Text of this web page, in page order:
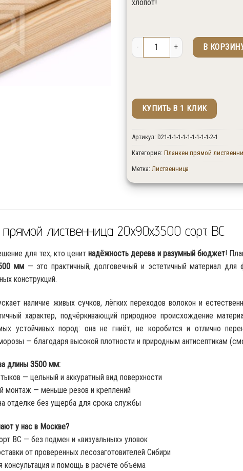
хлопот!
Количество товара Планкен
В
↑ Укажите количество изделий в штуках.
КУПИТЬ В 1 КЛИК
Артикул: D21-1-1-1-1-1-1-1-1-1-2-1
Категория: Планкен прямой
Метка: Лиственница
лиственница 20x90x3500 сорт ВС
для тех, кто ценитнадёжность дерева и разумный бюджет!
мм— это практичный, долговечный и эстетичный материал для
конструкций.
наличие живых сучков, лёгких переходов волокон и
характер, подчёркивающий природное происхождение
устойчивых пород: она не гниёт, не коробится и отлично
— благодаря высокой плотности и природным антисептикам
длины 3500 мм:
— цельный и аккуратный вид поверхности
монтаж — меньше резов и креплений
отделке без ущерба для срока службы
у нас в Москве?
ВС — без подмен и «визуальных» уловок
от проверенных лесозаготовителей Сибири
консультация и помощь в расчёте объёма